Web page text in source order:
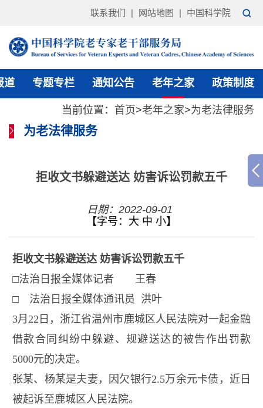
联系我们 | 网站地图 | 中国科学院
道 专题专栏 通知公告 老年之家 政策制度
当前位置： 首页>老年之家>为老法律服务
为老法律服务
拒收文书躲避送达 妨害诉讼罚款五千
日期：2022-09-01
【字号： 大 中 小】
拒收文书躲避送达 妨害诉讼罚款五千
□法治日报全媒体记者 王春
□ 法治日报全媒体通讯员 洪叶
3月 22 日，浙江省温州市鹿城区人民法院对一起金融
借款合同纠纷中躲避、规避送达的被告作出罚款
5000元的决定。
张某、杨某是夫妻，因欠银行2.5万余元卡债，近日
被起诉至鹿城区人民法院。